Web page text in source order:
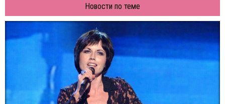
Новости по теме